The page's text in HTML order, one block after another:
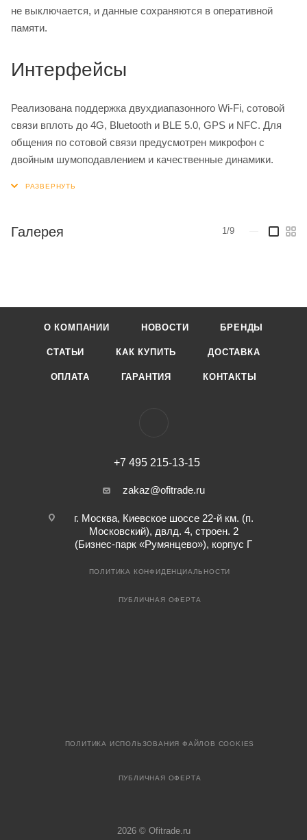
не выключается, и данные сохраняются в оперативной
памяти.
Интерфейсы
Реализована поддержка двухдиапазонного Wi-Fi, сотовой
связи вплоть до 4G, Bluetooth и BLE 5.0, GPS и NFC. Для
общения по сотовой связи предусмотрен микрофон с
двойным шумоподавлением и качественные динамики.
Галерея 1/9
О КОМПАНИИ НОВОСТИ БРЕНДЫ
СТАТЬИ КАК КУПИТЬ ДОСТАВКА
ОПЛАТА ГАРАНТИЯ КОНТАКТЫ
+7 495 215-13-15
zakaz@ofitrade.ru
г. Москва, Киевское шоссе 22-й км. (п.
Московский), двлд. 4, строен. 2
(Бизнес-парк «Румянцево»), корпус Г
ПОЛИТИКА КОНФИДЕНЦИАЛЬНОСТИ
ПУБЛИЧНАЯ ОФЕРТА
ПОЛИТИКА ИСПОЛЬЗОВАНИЯ ФАЙЛОВ COOKIES
ПУБЛИЧНАЯ ОФЕРТА
2026 © Ofitrade.ru